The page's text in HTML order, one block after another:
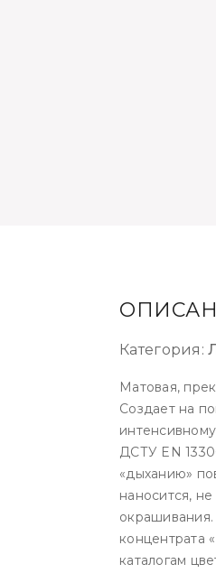
Категория:
Матовая,
Создает на
ДСТУ EN
«дыханию»
наносится,
концентрата
каталогам